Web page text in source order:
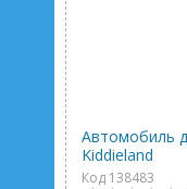
Автомобиль
Kiddieland
Код 138483